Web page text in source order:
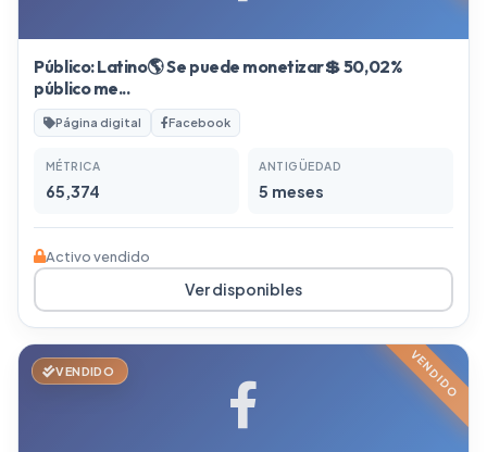
Público: Latino🌎 Se puede monetizar💲 50,02%
público me...
Página digital Facebook
MÉTRICA
65,374
ANTIGÜEDAD
5 meses
Activo vendido
Ver disponibles
VENDIDO VENDIDO